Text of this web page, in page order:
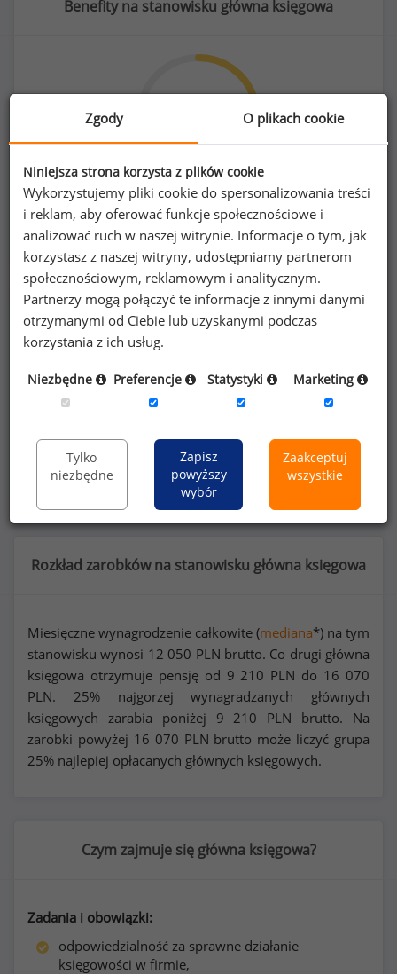
Benefity na stanowisku główna księgowa
prywatna opieka medyczna dla pracownika
Poszukujesz szczegółowych danych o
wynagrodzeniachgłównych księgowych
Wykorzystaj kod
Rozkład zarobków na stanowisku główna księgowa
Miesięczne wynagrodzenie całkowite (mediana*) na tym
stanowisku wynosi 12 050 PLN brutto. Co drugi główna
księgowa otrzymuje pensję od 9 210 PLN do 16 070
PLN. 25% najgorzej wynagradzanych głównych
księgowych zarabia poniżej 9 210 PLN brutto. Na
zarobki powyżej 16 070 PLN brutto może liczyć grupa
25% najlepiej opłacanych głównych księgowych.
Czym zajmuje się główna księgowa?
Zadania i obowiązki:
odpowiedzialność za sprawne działanie
księgowości w firmie,
Zgody O plikach cookie
Niniejsza strona korzysta z plików cookie
Wykorzystujemy pliki cookie do spersonalizowania treści
i reklam, aby oferować funkcje społecznościowe i
analizować ruch w naszej witrynie. Informacje o tym, jak
korzystasz z naszej witryny, udostępniamy partnerom
społecznościowym, reklamowym i analitycznym.
Partnerzy mogą połączyć te informacje z innymi danymi
otrzymanymi od Ciebie lub uzyskanymi podczas
korzystania z ich usług.
Niezbędne Preferencje Statystyki Marketing
Tylko
niezbędne
Zapisz
powyższy
wybór
Zaakceptuj
wszystkie